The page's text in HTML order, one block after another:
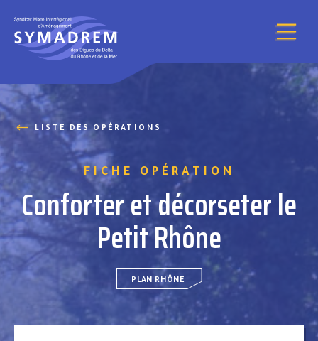
LISTE DES OPÉRATIONS
FICHE OPÉRATION
Conforter et décorseter le
Petit Rhône
PLAN RHÔNE